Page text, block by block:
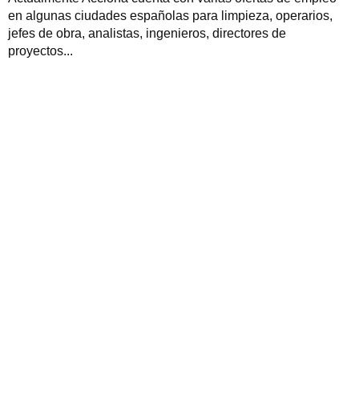
en algunas ciudades españolas para limpieza, operarios,
jefes de obra, analistas, ingenieros, directores de
proyectos...